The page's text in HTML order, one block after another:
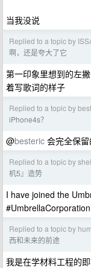
当我没说
Replied to a topic by
啊，还是夸大了它
第一印象里想到的左
着写歌词的样子
Replied to a topic by
iPhone4s？
@besteric 会完全保留
Replied to a topic by
机5』造势
I have joined the
Replied to a topic by
西和未来的前途
我是在学材料工程的